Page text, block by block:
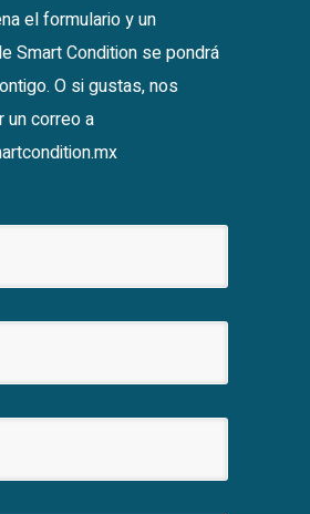
el formulario y un
Smart Condition se pondrá
O si gustas, nos
un correo a